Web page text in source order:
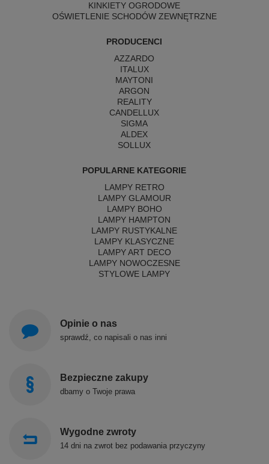
KINKIETY OGRODOWE
OŚWIETLENIE SCHODÓW ZEWNĘTRZNE
PRODUCENCI
AZZARDO
ITALUX
MAYTONI
ARGON
REALITY
CANDELLUX
SIGMA
ALDEX
SOLLUX
POPULARNE KATEGORIE
LAMPY RETRO
LAMPY GLAMOUR
LAMPY BOHO
LAMPY HAMPTON
LAMPY RUSTYKALNE
LAMPY KLASYCZNE
LAMPY ART DECO
LAMPY NOWOCZESNE
STYLOWE LAMPY
Opinie o nas
sprawdź, co napisali o nas inni
Bezpieczne zakupy
dbamy o Twoje prawa
Wygodne zwroty
14 dni na zwrot bez podawania przyczyny